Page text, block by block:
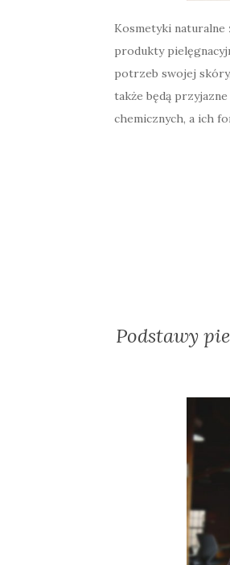
Kosmetyki naturalne
produkty
potrzeb swojej
także będą
chemicznych, a ich
Podstawy